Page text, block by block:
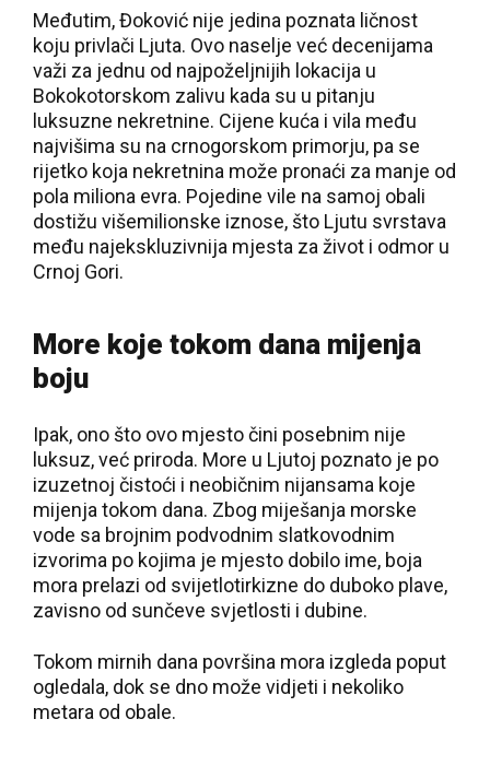
Međutim, Đoković nije jedina poznata ličnost
koju privlači Ljuta. Ovo naselje već decenijama
važi za jednu od najpoželjnijih lokacija u
Bokokotorskom zalivu kada su u pitanju
luksuzne nekretnine. Cijene kuća i vila među
najvišima su na crnogorskom primorju, pa se
rijetko koja nekretnina može pronaći za manje od
pola miliona evra. Pojedine vile na samoj obali
dostižu višemilionske iznose, što Ljutu svrstava
među najekskluzivnija mjesta za život i odmor u
Crnoj Gori.
More koje tokom dana mijenja
boju
Ipak, ono što ovo mjesto čini posebnim nije
luksuz, već priroda. More u Ljutoj poznato je po
izuzetnoj čistoći i neobičnim nijansama koje
mijenja tokom dana. Zbog miješanja morske
vode sa brojnim podvodnim slatkovodnim
izvorima po kojima je mjesto dobilo ime, boja
mora prelazi od svijetlotirkizne do duboko plave,
zavisno od sunčeve svjetlosti i dubine.
Tokom mirnih dana površina mora izgleda poput
ogledala, dok se dno može vidjeti i nekoliko
metara od obale.